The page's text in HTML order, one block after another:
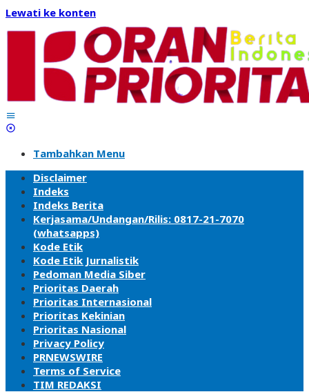
Lewati ke konten
Tambahkan Menu
Disclaimer
Indeks
Indeks Berita
Kerjasama/Undangan/Rilis: 0817-21-7070
(whatsapps)
Kode Etik
Kode Etik Jurnalistik
Pedoman Media Siber
Prioritas Daerah
Prioritas Internasional
Prioritas Kekinian
Prioritas Nasional
Privacy Policy
PRNEWSWIRE
Terms of Service
TIM REDAKSI